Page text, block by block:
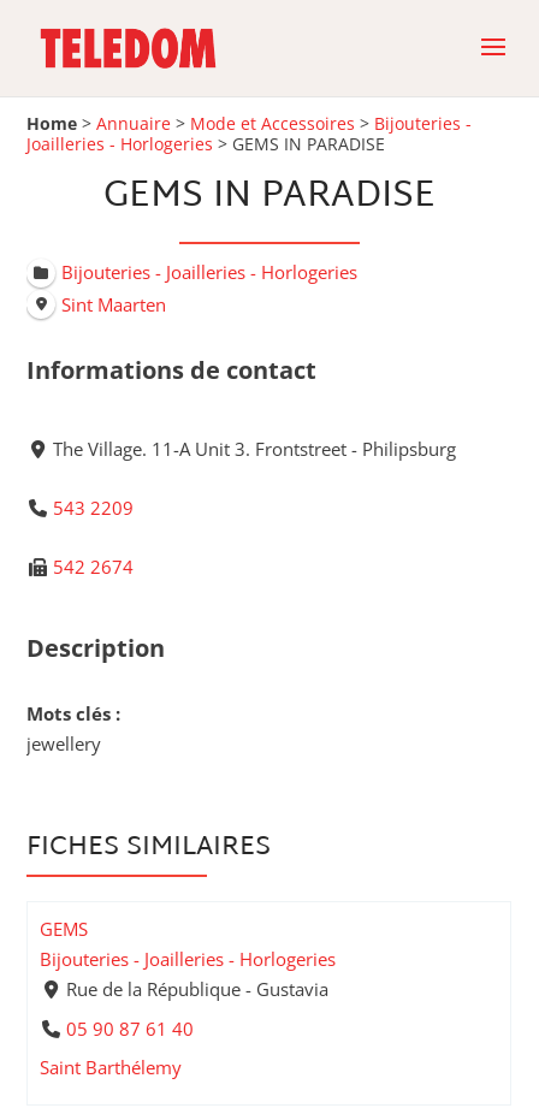
Home >Annuaire > Mode et Accessoires > Bijouteries -
Joailleries - Horlogeries > GEMS IN PARADISE
GEMS IN PARADISE
Bijouteries - Joailleries - Horlogeries
Sint Maarten
Informations de contact
The Village. 11-A Unit 3. Frontstreet - Philipsburg
543 2209
542 2674
Description
Mots clés :
jewellery
FICHES SIMILAIRES
GEMS
Bijouteries - Joailleries - Horlogeries
Rue de la République - Gustavia
05 90 87 61 40
Saint Barthélemy